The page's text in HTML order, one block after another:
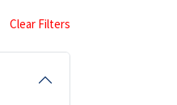
Clear Filters